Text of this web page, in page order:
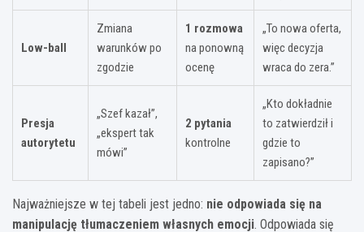
Low-ball
Zmiana
warunków po
zgodzie
1 rozmowa
na ponowną
ocenę
„To nowa oferta,
więc decyzja
wraca do zera.”
Presja
autorytetu
„Szef kazał”,
„ekspert tak
mówi”
2 pytania
kontrolne
„Kto dokładnie
to zatwierdził i
gdzie to
zapisano?”
Najważniejsze w tej tabeli jest jedno: nie odpowiada się na
manipulację tłumaczeniem własnych emocji. Odpowiada się